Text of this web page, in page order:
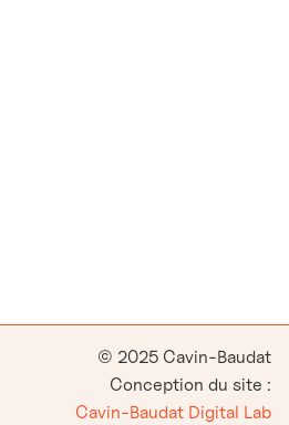
© 2025 Cavin-Baudat
Conception du site :
Cavin-Baudat Digital Lab